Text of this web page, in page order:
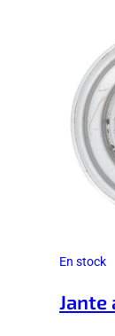
En stock
Jante